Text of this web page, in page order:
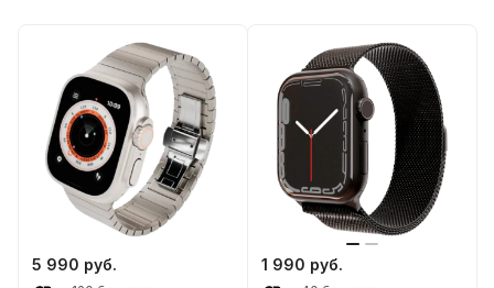
5 990 руб. 1 990 руб.